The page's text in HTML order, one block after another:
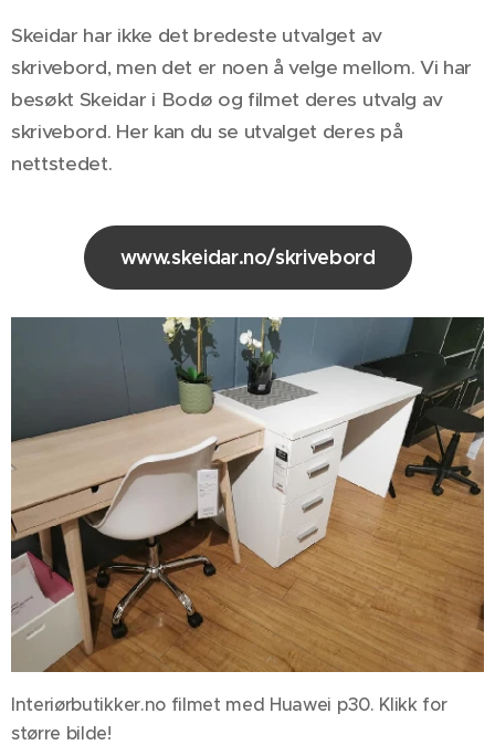
Skeidar har ikke det bredeste utvalget av
skrivebord, men det er noen å velge mellom. Vi har
besøkt Skeidar i Bodø og filmet deres utvalg av
skrivebord. Her kan du se utvalget deres på
nettstedet.
www.skeidar.no/skrivebord
Interiørbutikker.no filmet med Huawei p30. Klikk for
større bilde!